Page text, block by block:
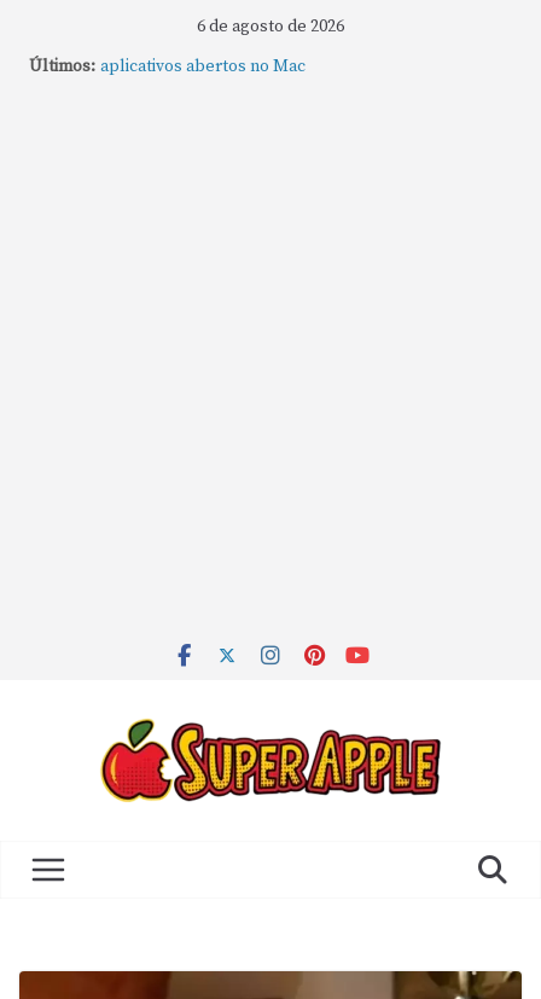
6 de agosto de 2026
Últimos: Como fechar rapidamente todas as janelas ou